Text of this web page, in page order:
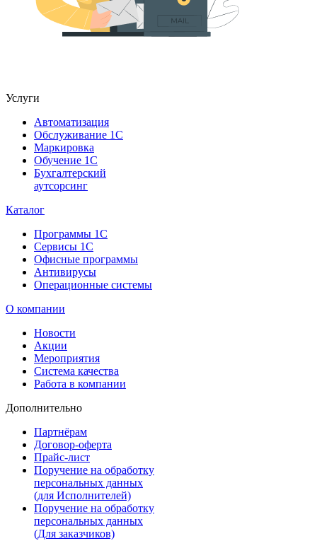
Услуги
Автоматизация
Обслуживание 1С
Маркировка
Обучение 1С
Бухгалтерский
аутсорсинг
Каталог
Программы 1С
Сервисы 1С
Офисные программы
Антивирусы
Операционные системы
О компании
Новости
Акции
Мероприятия
Система качества
Работа в компании
Дополнительно
Партнёрам
Договор-оферта
Прайс-лист
Поручение на обработку
персональных данных
(для Исполнителей)
Поручение на обработку
персональных данных
(Для заказчиков)